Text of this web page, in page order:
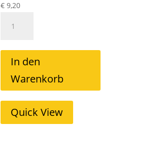
€ 9,20
Reiniger
30mlIn den
Warenkorb
Quick View